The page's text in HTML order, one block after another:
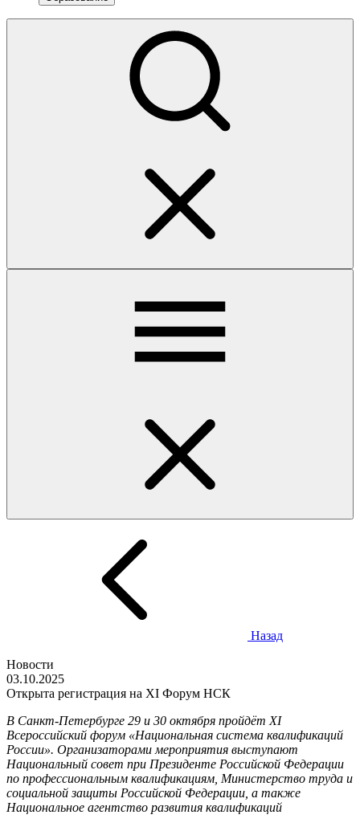
Назад
Новости
03.10.2025
Открыта регистрация на XI Форум НСК
В Санкт-Петербурге 29 и 30 октября пройдёт XI
Всероссийский форум «Национальная система квалификаций
России». Организаторами мероприятия выступают
Национальный совет при Президенте Российской Федерации
по профессиональным квалификациям, Министерство труда и
социальной защиты Российской Федерации, а также
Национальное агентство развития квалификаций